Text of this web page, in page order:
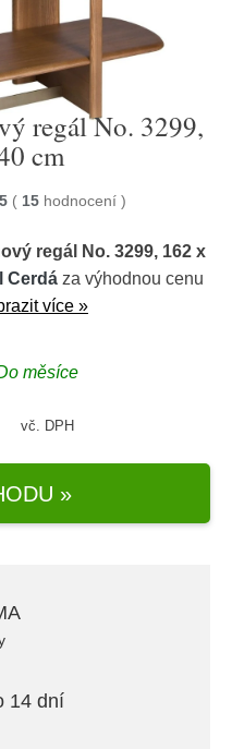
regál No. 3299,
cm
5 ( 15 hodnocení )
regál No. 3299, 162 x
Cerdáza výhodnou cenu
více »
měsíce
vč. DPH
»
14 dní